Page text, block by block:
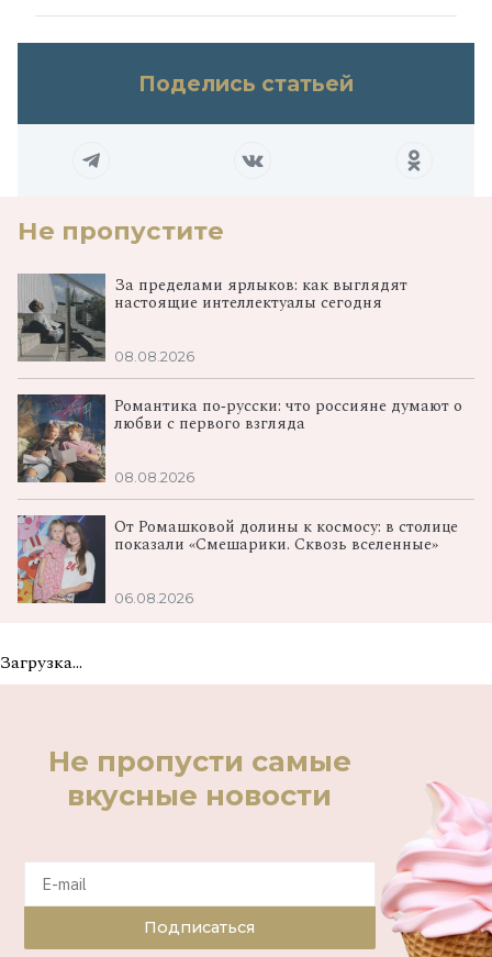
Поделись статьей
Не пропустите
За пределами ярлыков: как выглядят
настоящие интеллектуалы сегодня
08.08.2026
Романтика по‑русски: что россияне думают о
любви с первого взгляда
08.08.2026
От Ромашковой долины к космосу: в столице
показали «Смешарики. Сквозь вселенные»
06.08.2026
Загрузка...
Не пропусти самые
вкусные новости
Подписаться